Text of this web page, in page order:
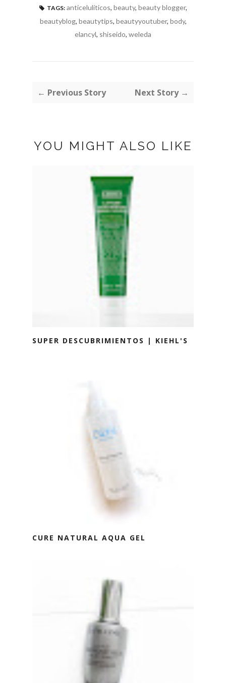
TAGS: anticelulíticos, beauty, beauty blogger,
beautyblog, beautytips, beautyyoutuber, body,
elancyl, shiseido, weleda
← Previous Story Next Story →
YOU MIGHT ALSO LIKE
SUPER DESCUBRIMIENTOS | KIEHL'S
CURE NATURAL AQUA GEL